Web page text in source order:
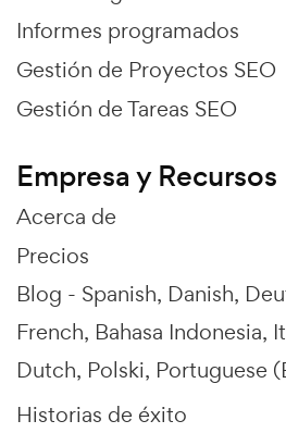
Informes programados
Gestión de Proyectos SEO
Gestión de Tareas SEO
Empresa y Recursos
Acerca de
Precios
Blog - Spanish Danish
French Bahasa Indonesia
Dutch Polski Portuguese
Historias de éxito